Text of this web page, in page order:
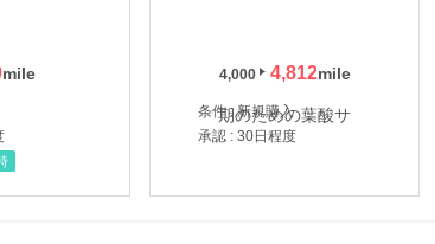
4,000 4,812
条件 : 新規購入
承認 : 30日程度